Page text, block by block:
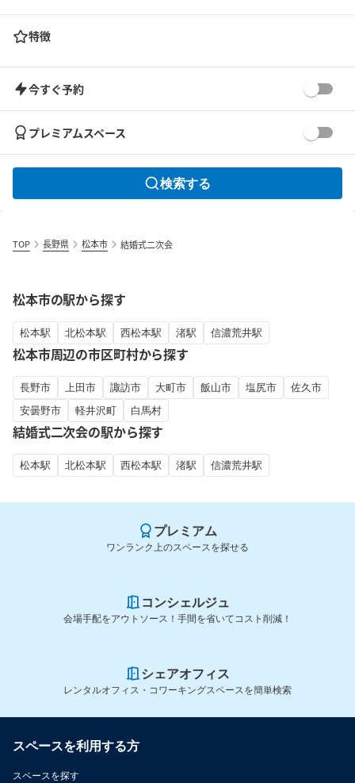
特徴
今すぐ予約
プレミアムスペース
検索する
TOP 長野県 松本市 結婚式二次会
松本市の駅から探す
松本駅 北松本駅 西松本駅 渚駅 信濃荒井駅
松本市周辺の市区町村から探す
長野市 上田市 諏訪市 大町市 飯山市 塩尻市
佐久市
安曇野市
軽井沢町 白馬村
結婚式二次会の駅から探す
松本駅 北松本駅 西松本駅 渚駅 信濃荒井駅
プレミアム
ワンランク上のスペースを探せる
コンシェルジュ
会場手配をアウトソース！手間を省いてコスト削減！
シェアオフィス
レンタルオフィス・コワーキングスペースを簡単検索
スペースを利用する方
スペースを探す